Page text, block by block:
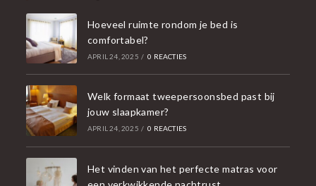
Hoeveel ruimte rondom je bed is
comfortabel?
APRIL 24, 2025 / 0 REACTIES
Welk formaat tweepersoonsbed past bij
jouw slaapkamer?
APRIL 24, 2025 / 0 REACTIES
Het vinden van het perfecte matras voor